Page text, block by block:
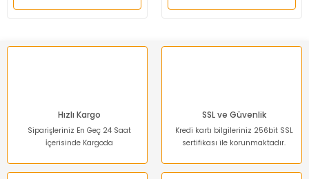
Hızlı Kargo
Siparişleriniz En Geç 24 Saat
İçerisinde Kargoda
SSL ve Güvenlik
Kredi kartı bilgileriniz 256bit SSL
sertifikası ile korunmaktadır.